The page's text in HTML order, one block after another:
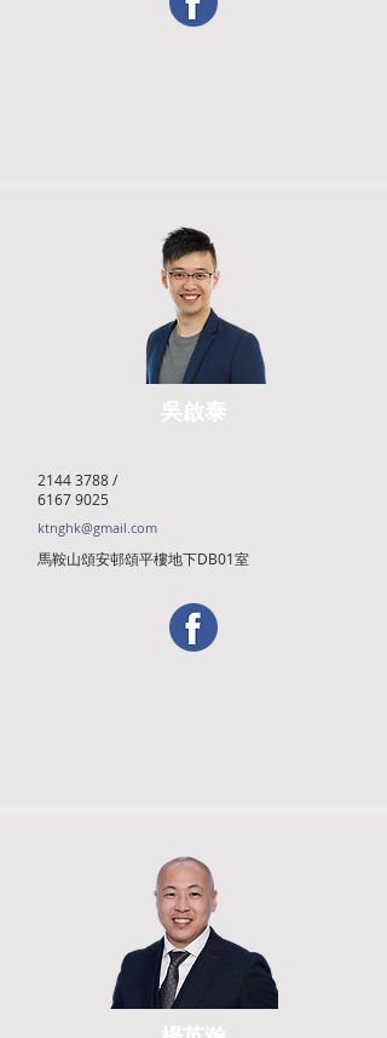
吳啟泰
2144 3788/
6167 9025
ktnghk@gmail.com
馬鞍山頌安邨頌平樓地下DB01室